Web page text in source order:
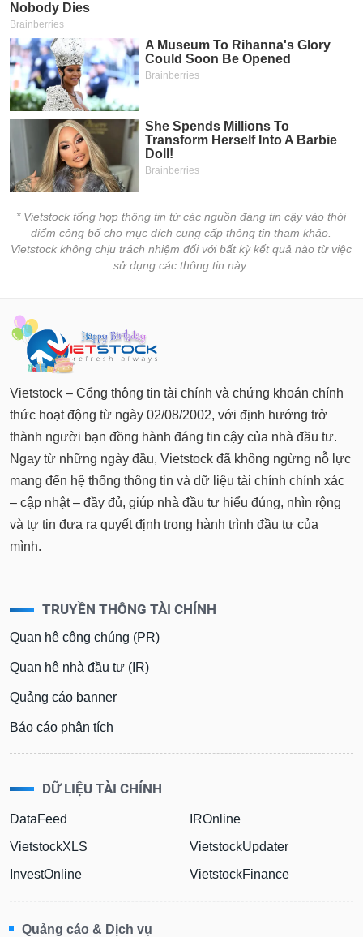
* Vietstock tổng hợp thông tin từ các nguồn đáng tin cậy vào thời
điểm công bố cho mục đích cung cấp thông tin tham khảo.
Vietstock không chịu trách nhiệm đối với bất kỳ kết quả nào từ việc
sử dụng các thông tin này.
Vietstock – Cổng thông tin tài chính và chứng khoán chính
thức hoạt động từ ngày 02/08/2002, với định hướng trở
thành người bạn đồng hành đáng tin cậy của nhà đầu tư.
Ngay từ những ngày đầu, Vietstock đã không ngừng nỗ lực
mang đến hệ thống thông tin và dữ liệu tài chính chính xác
– cập nhật – đầy đủ, giúp nhà đầu tư hiểu đúng, nhìn rộng
và tự tin đưa ra quyết định trong hành trình đầu tư của
mình.
TRUYỀN THÔNG TÀI CHÍNH
Quan hệ công chúng (PR)
Quan hệ nhà đầu tư (IR)
Quảng cáo banner
Báo cáo phân tích
DỮ LIỆU TÀI CHÍNH
DataFeed
VietstockXLS
InvestOnline
IROnline
VietstockUpdater
VietstockFinance
Quảng cáo & Dịch vụ